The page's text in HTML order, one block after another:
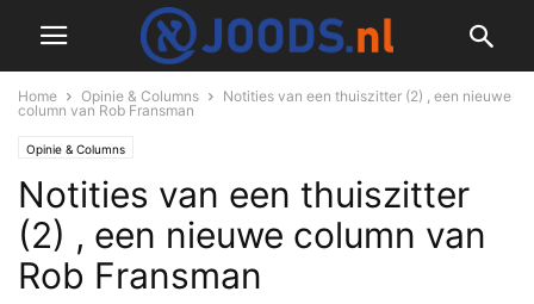
Home Opinie & Columns
Notities van een thuiszitter (2) , een nieuwe
column van Rob Fransman
Opinie & Columns
Notities van een thuiszitter
(2) , een nieuwe column van
Rob Fransman